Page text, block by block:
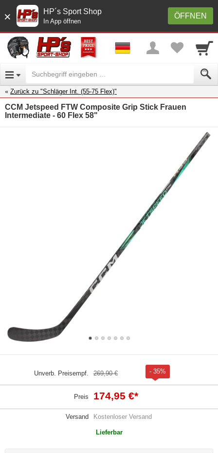
× ÖFFNEN
HP´s Sport Shop
In App öffnen
Zurück zu "Schläger Int. (55-75 Flex)"
CCM Jetspeed FTW Composite Grip Stick Frauen
Intermediate - 60 Flex 58"
Unverb. Preisempf. 269,90 € - 35%
Preis 174,95 €*
Versand Kostenloser Versand
Lieferbar